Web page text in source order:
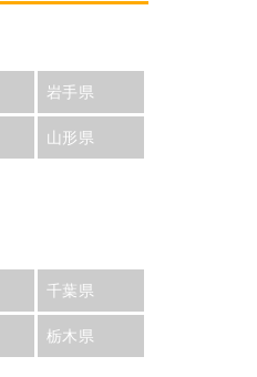
岩手県
山形県
千葉県
栃木県